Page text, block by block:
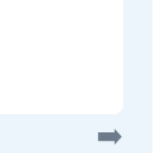
➡️